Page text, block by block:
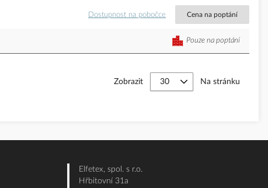
Dostupnost na pobočce Cena na poptání
Pouze na poptání
Zobrazit Na stránku
Elfetex, spol. s r.o.
Hřbitovní 31a